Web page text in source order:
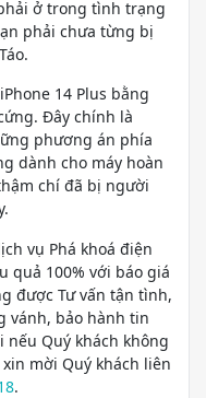
ở trong tình trạng
phải chưa từng bị
14 Plus bằng
Đây chính là
phương án phía
dành cho máy hoàn
chí đã bị người
vụ Phá khoá điện
quả 100% với báo giá
được Tư vấn tận tình,
vánh, bảo hành tin
nếu Quý khách không
mời Quý khách liên
.